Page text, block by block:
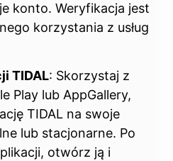
konto. Weryfikacja jest
korzystania z usług
TIDAL: Skorzystaj z
Play lub AppGallery,
TIDAL na swoje
lub stacjonarne. Po
otwórz ją i